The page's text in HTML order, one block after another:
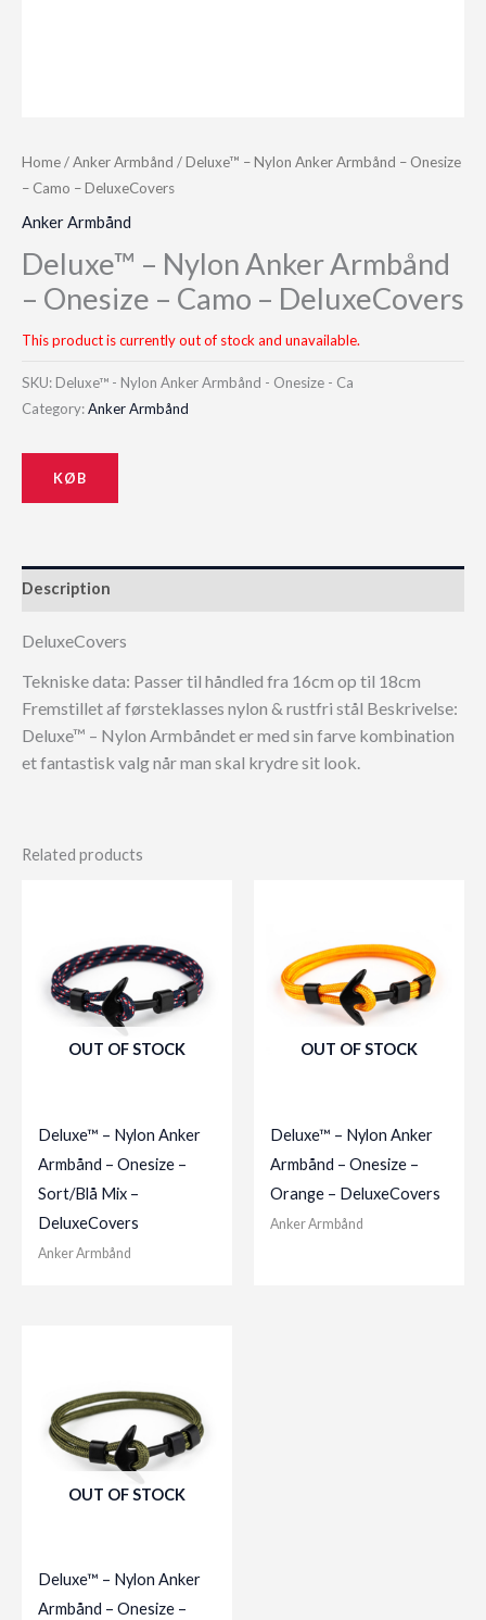
Home/Anker Armbånd / Deluxe™ – Nylon Anker Armbånd – Onesize
– Camo – DeluxeCovers
Anker Armbånd
Deluxe™ – Nylon Anker Armbånd
– Onesize – Camo – DeluxeCovers
This product is currently out of stock and unavailable.
SKU: Deluxe™ - Nylon Anker Armbånd - Onesize - Ca
Category:Anker Armbånd
KØB
Description
DeluxeCovers
Tekniske data: Passer til håndled fra 16cm op til 18cm
Fremstillet af førsteklasses nylon & rustfri stål Beskrivelse:
Deluxe™ – Nylon Armbåndet er med sin farve kombination
et fantastisk valg når man skal krydre sit look.
Related products
OUT OF STOCK
Deluxe™ – Nylon Anker
Armbånd – Onesize –
Sort/Blå Mix –
DeluxeCovers
Anker Armbånd
OUT OF STOCK
Deluxe™ – Nylon Anker
Armbånd – Onesize –
Orange – DeluxeCovers
Anker Armbånd
OUT OF STOCK
Deluxe™ – Nylon Anker
Armbånd – Onesize –